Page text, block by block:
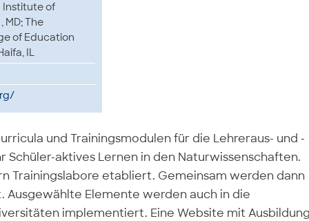
Institute of
MD; The
of Education
IL
und Trainingsmodulen für die Lehreraus- und -
aktives Lernen in den Naturwissenschaften.
Trainingslabore etabliert. Gemeinsam werden dann
Elemente werden auch in die
implementiert. Eine Website mit